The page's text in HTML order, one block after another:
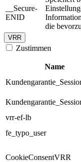
__Secure-
ENID
die
VRR
Zustimmen
Name
vrr-ef-lb
fe_typo_user
CookieConsentVRR